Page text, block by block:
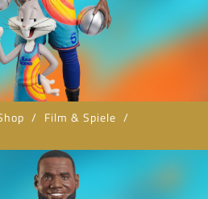
/ Film & Spiele /